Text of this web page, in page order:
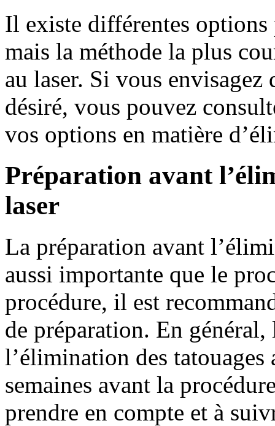
Il existe différentes
mais la méthode la plus
au laser. Si vous
désiré, vous pouvez
vos options en matière
Préparation avant
laser
La préparation avant
aussi importante que le
procédure, il est
de préparation. En
l’élimination des
semaines avant la
prendre en compte et à